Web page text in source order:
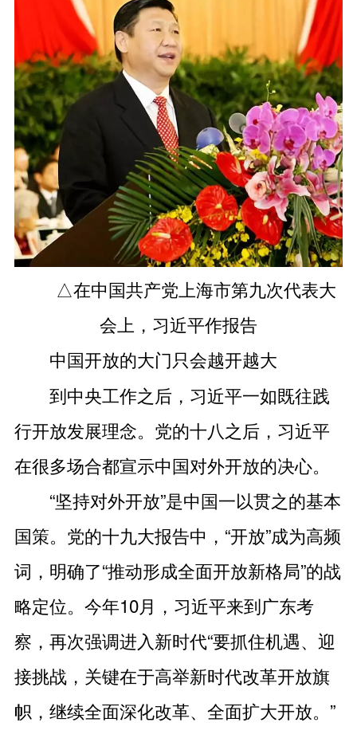
△在中国共产党上海市第九次代表大
会上，习近平作报告
中国开放的大门只会越开越大
到中央工作之后，习近平一如既往践
行开放发展理念。党的十八之后，习近平
在很多场合都宣示中国对外开放的决心。
“坚持对外开放”是中国一以贯之的基本
国策。党的十九大报告中，“开放”成为高频
词，明确了“推动形成全面开放新格局”的战
略定位。今年10月，习近平来到广东考
察，再次强调进入新时代“要抓住机遇、迎
接挑战，关键在于高举新时代改革开放旗
帜，继续全面深化改革、全面扩大开放。”